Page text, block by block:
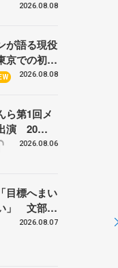
2026.08.08
が語る現役
京での初め
注目スケ
2026.08.08
ら第1回メ
演 20周
オンアイ
2026.08.06
目標へまい
」 文部科
彰式で代表
2026.08.07